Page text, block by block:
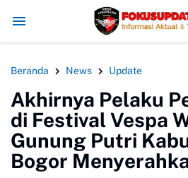
Penyerahan Ijazah Kelas XII
Beranda News Update
Akhirnya Pelaku
di Festival Vespa
Gunung Putri
Bogor